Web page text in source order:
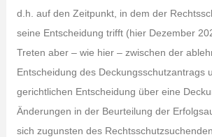
d.h. auf den Zeitpunkt, in dem der
seine Entscheidung trifft (hier Dezember
Treten aber – wie hier – zwischen der
Entscheidung des Deckungsschutzantrags
gerichtlichen Entscheidung über eine
Änderungen in der Beurteilung der
sich zugunsten des